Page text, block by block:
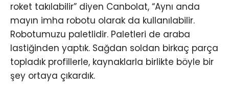
roket takılabilir” diyen Canbolat, “Aynı anda
mayın imha robotu olarak da kullanılabilir.
Robotumuzu paletlidir. Paletleri de araba
lastiğinden yaptık. Sağdan soldan birkaç parça
topladık profillerle, kaynaklarla birlikte böyle bir
şey ortaya çıkardık.